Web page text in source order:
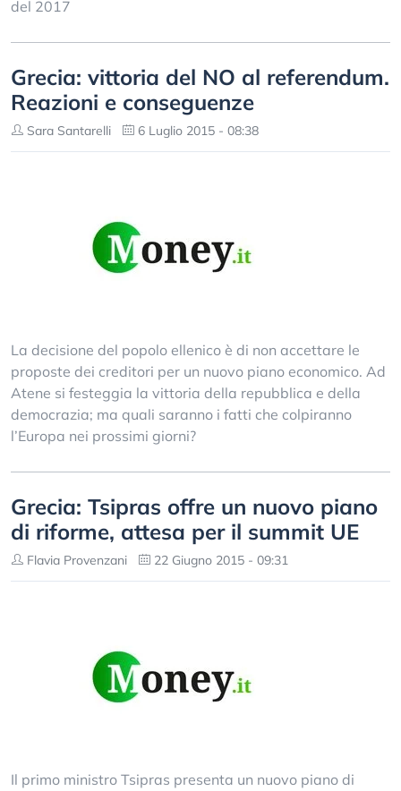
del 2017
Grecia: vittoria del NO al referendum.
Reazioni e conseguenze
Sara Santarelli 6 Luglio 2015 - 08:38
La decisione del popolo ellenico è di non accettare le
proposte dei creditori per un nuovo piano economico. Ad
Atene si festeggia la vittoria della repubblica e della
democrazia; ma quali saranno i fatti che colpiranno
l’Europa nei prossimi giorni?
Grecia: Tsipras offre un nuovo piano
di riforme, attesa per il summit UE
Flavia Provenzani 22 Giugno 2015 - 09:31
Il primo ministro Tsipras presenta un nuovo piano di